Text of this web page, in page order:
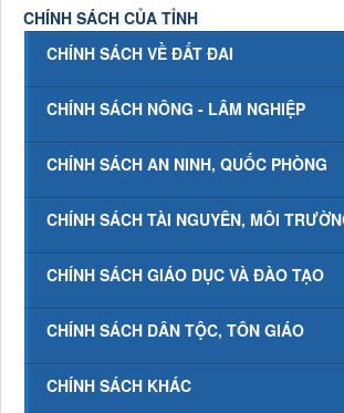
CHÍNH SÁCH CỦA TỈNH
CHÍNH SÁCH VỀ ĐẤT ĐAI
CHÍNH SÁCH NÔNG - LÂM NGHIỆP
CHÍNH SÁCH AN NINH, QUỐC PHÒNG
CHÍNH SÁCH TÀI NGUYÊN, MÔI
CHÍNH SÁCH GIÁO DỤC VÀ ĐÀO TẠO
CHÍNH SÁCH DÂN TỘC, TÔN GIÁO
CHÍNH SÁCH KHÁC